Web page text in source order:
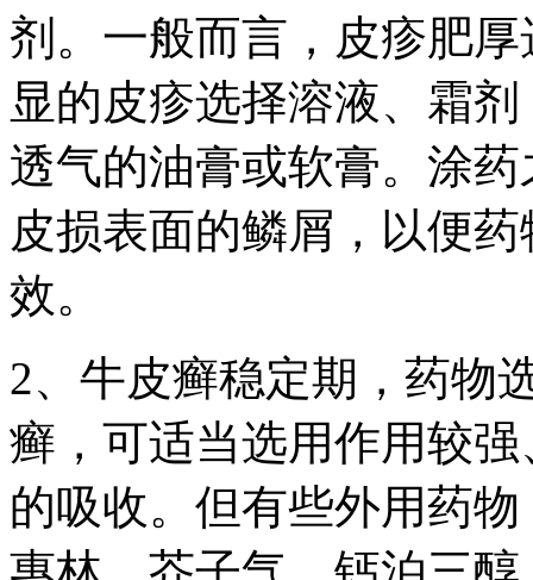
剂。一般而言，皮疹肥
显的皮疹选择溶液、霜
透气的油膏或软膏。涂
皮损表面的鳞屑，以便
效。
2、牛皮癣稳定期，药物
癣，可适当选用作用较
的吸收。但有些外用药